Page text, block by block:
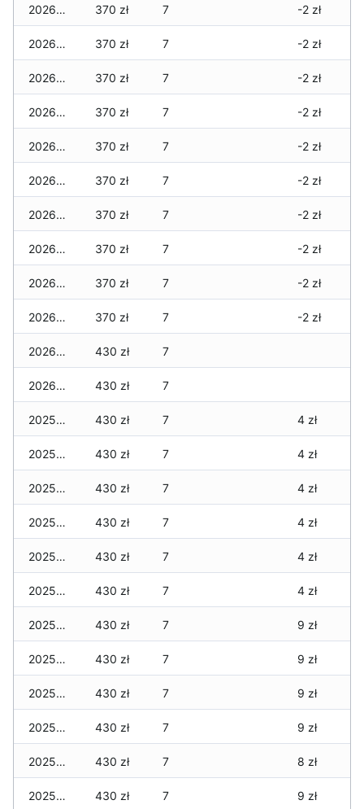
2026-01-13 370 zł 7 -2 zł
2026-01-12 370 zł 7 -2 zł
2026-01-11 370 zł 7 -2 zł
2026-01-09 370 zł 7 -2 zł
2026-01-08 370 zł 7 -2 zł
2026-01-07 370 zł 7 -2 zł
2026-01-06 370 zł 7 -2 zł
2026-01-05 370 zł 7 -2 zł
2026-01-04 370 zł 7 -2 zł
2026-01-03 370 zł 7 -2 zł
2026-01-02 430 zł 7
2026-01-01 430 zł 7
2025-12-31 430 zł 7 4 zł
2025-12-30 430 zł 7 4 zł
2025-12-29 430 zł 7 4 zł
2025-12-28 430 zł 7 4 zł
2025-12-27 430 zł 7 4 zł
2025-12-26 430 zł 7 4 zł
2025-12-25 430 zł 7 9 zł
2025-12-24 430 zł 7 9 zł
2025-12-23 430 zł 7 9 zł
2025-12-22 430 zł 7 9 zł
2025-12-21 430 zł 7 8 zł
2025-12-20 430 zł 7 9 zł